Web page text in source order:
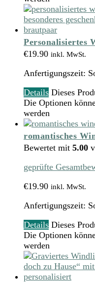
Personalisiertes
€19.90 inkl. MwSt.
Anfertigungszeit:
Details Dieses
Die Optionen
werden
romantisches
Bewertet mit 5.00
geprüfte
€19.90 inkl. MwSt.
Anfertigungszeit:
Details Dieses
Die Optionen
werden